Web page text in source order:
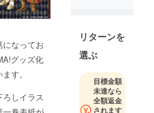
なってお
グッズ化
す。
しイラス
リターンを
選ぶ
目標金額
未達なら
全額返金
されます